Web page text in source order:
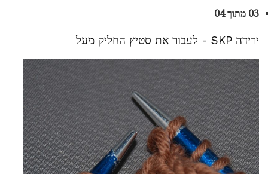
03 מתוך 04
ירידה SKP - לעבור את סטיץ החליק מעל